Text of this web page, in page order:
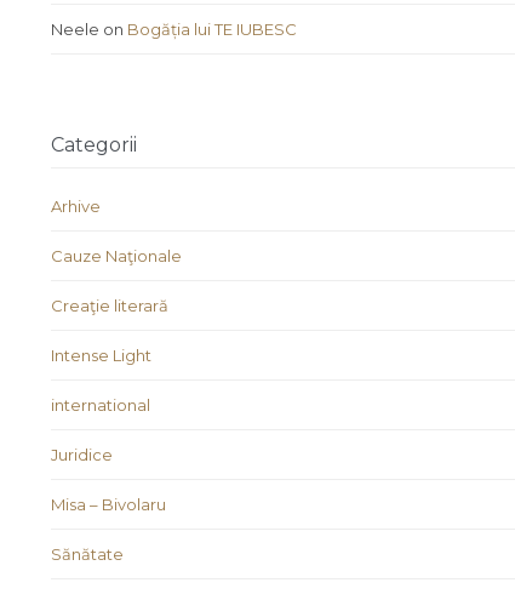
Neele on Bogăția lui TE IUBESC
Categorii
Arhive
Cauze Naţionale
Creaţie literară
Intense Light
international
Juridice
Misa – Bivolaru
Sănătate